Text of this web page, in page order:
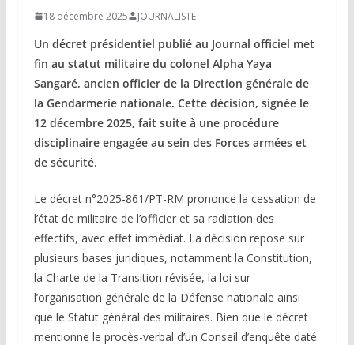
18 décembre 2025 JOURNALISTE
Un décret présidentiel publié au Journal officiel met
fin au statut militaire du colonel Alpha Yaya
Sangaré, ancien officier de la Direction générale de
la Gendarmerie nationale. Cette décision, signée le
12 décembre 2025, fait suite à une procédure
disciplinaire engagée au sein des Forces armées et
de sécurité.
Le décret n°2025-861/PT-RM prononce la cessation de
l’état de militaire de l’officier et sa radiation des
effectifs, avec effet immédiat. La décision repose sur
plusieurs bases juridiques, notamment la Constitution,
la Charte de la Transition révisée, la loi sur
l’organisation générale de la Défense nationale ainsi
que le Statut général des militaires. Bien que le décret
mentionne le procès-verbal d’un Conseil d’enquête daté